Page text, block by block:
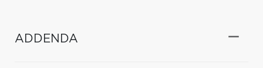
ADDENDA